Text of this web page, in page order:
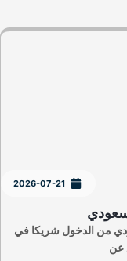
2026-07-21
من الدخول شريكا في